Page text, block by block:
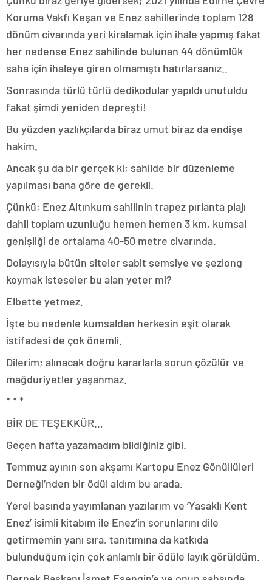
Koruma Vakfı Keşan ve Enez sahillerinde toplam 128
dönüm civarında yeri kiralamak için ihale yapmış fakat
her nedense Enez sahilinde bulunan 44 dönümlük
saha için ihaleye giren olmamıştı hatırlarsanız..
Sonrasında türlü türlü dedikodular yapıldı unutuldu
fakat şimdi yeniden depreşti!
Bu yüzden yazlıkçılarda biraz umut biraz da endişe
hakim.
Ancak şu da bir gerçek ki; sahilde bir düzenleme
yapılması bana göre de gerekli.
Çünkü; Enez Altınkum sahilinin trapez pırlanta plajı
dahil toplam uzunluğu hemen hemen 3 km, kumsal
genişliği de ortalama 40-50 metre civarında.
Dolayısıyla bütün siteler sabit şemsiye ve şezlong
koymak isteseler bu alan yeter mi?
Elbette yetmez.
İşte bu nedenle kumsaldan herkesin eşit olarak
istifadesi de çok önemli.
Dilerim; alınacak doğru kararlarla sorun çözülür ve
mağduriyetler yaşanmaz.
* * *
BİR DE TEŞEKKÜR…
Geçen hafta yazamadım bildiğiniz gibi.
Temmuz ayının son akşamı Kartopu Enez Gönüllüleri
Derneği’nden bir ödül aldım bu arada.
Yerel basında yayımlanan yazılarım ve ‘Yasaklı Kent
Enez’ isimli kitabım ile Enez’in sorunlarını dile
getirmemin yanı sıra, tanıtımına da katkıda
bulunduğum için çok anlamlı bir ödüle layık görüldüm.